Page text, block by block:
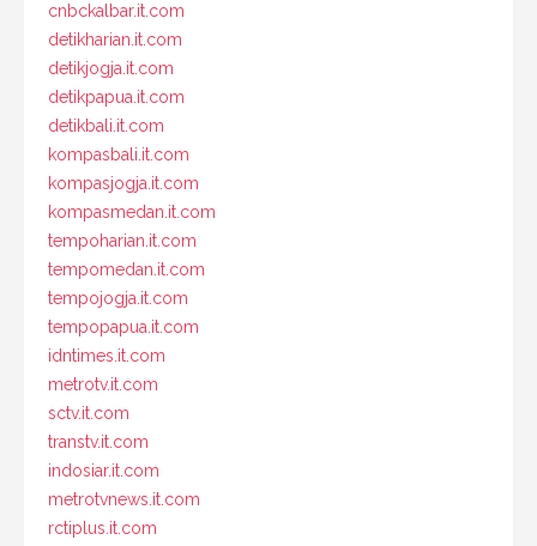
cnbckalbar.it.com
detikharian.it.com
detikjogja.it.com
detikpapua.it.com
detikbali.it.com
kompasbali.it.com
kompasjogja.it.com
kompasmedan.it.com
tempoharian.it.com
tempomedan.it.com
tempojogja.it.com
tempopapua.it.com
idntimes.it.com
metrotv.it.com
sctv.it.com
transtv.it.com
indosiar.it.com
metrotvnews.it.com
rctiplus.it.com